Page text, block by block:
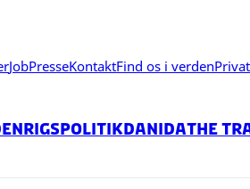
JobPresseKontaktFind os i verden
DanidaThe